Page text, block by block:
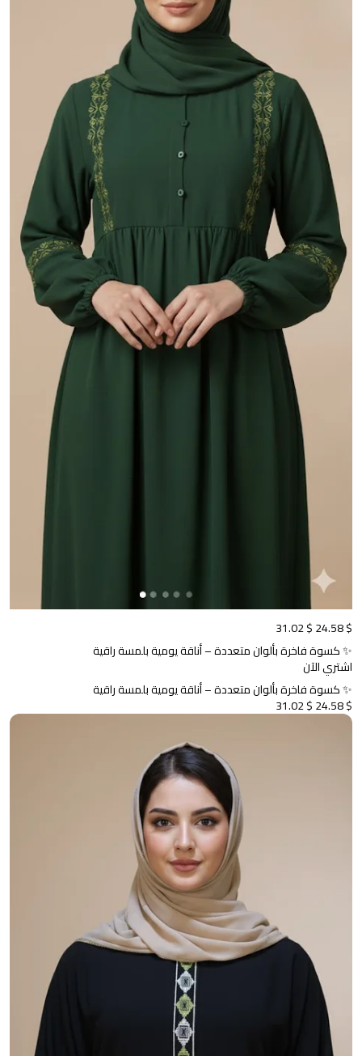
$ 24.58
$ 31.02
✨ كسوة فاخرة بألوان متعددة – أناقة يومية بلمسة راقية
اشتري الآن
✨ كسوة فاخرة بألوان متعددة – أناقة يومية بلمسة راقية
$ 24.58
$ 31.02